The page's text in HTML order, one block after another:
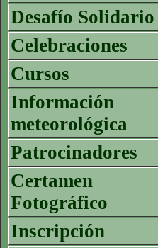
Desafío Solidario
Celebraciones
Cursos
Información
meteorológica
Patrocinadores
Certamen
Fotográfico
Inscripción